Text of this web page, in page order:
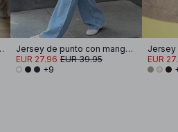
cuello redondo
Jersey de punto con manga doblada
EUR 27.96 EUR 39.95
+9
EUR